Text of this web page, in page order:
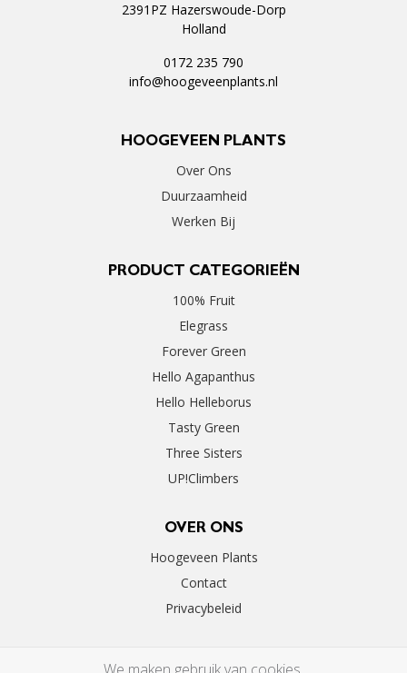
2391PZ Hazerswoude-Dorp
Holland
0172 235 790
info@hoogeveenplants.nl
HOOGEVEEN PLANTS
Over Ons
Duurzaamheid
Werken Bij
PRODUCT CATEGORIEËN
100% Fruit
Elegrass
Forever Green
Hello Agapanthus
Hello Helleborus
Tasty Green
Three Sisters
UP!Climbers
OVER ONS
Hoogeveen Plants
Contact
Privacybeleid